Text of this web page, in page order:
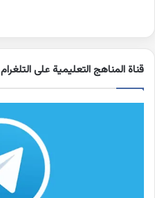
قناة المناهج التعليمية على التلغرام